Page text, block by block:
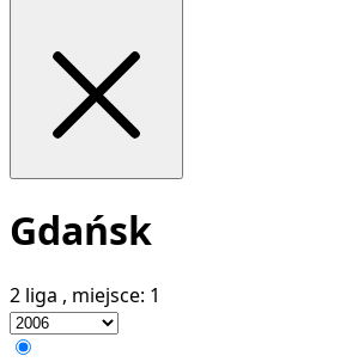
Gdańsk
2 liga , miejsce: 1